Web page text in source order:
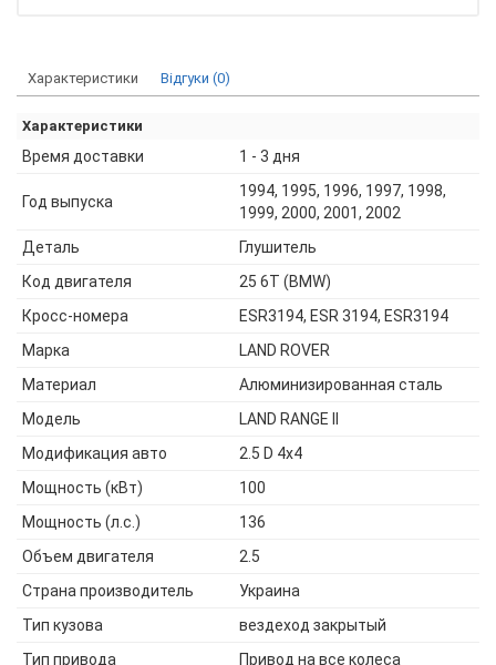
Характеристики Відгуки (0)
Характеристики
Время доставки 1 - 3 дня
Год выпуска
1994, 1995, 1996, 1997, 1998,
1999, 2000, 2001, 2002
Деталь
Глушитель
Код двигателя
25 6T (BMW)
Кросс-номера
ESR3194, ESR 3194, ESR3194
Марка
LAND ROVER
Материал
Алюминизированная сталь
Модель
LAND RANGE II
Модификация авто
2.5 D 4x4
Мощность (кВт)
100
Мощность (л.с.)
136
Объем двигателя
2.5
Страна производитель
Украина
Тип кузова
вездеход закрытый
Тип привода
Привод на все колеса